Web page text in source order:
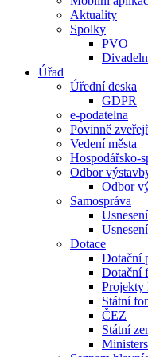
Aktuality
Spolky
PVO
Úřad
Úřední deska
GDPR
e-podatelna
Povinně
Vedení města
Hospodářsko-
Odbor
Odbor
Samospráva
Dotace
Dotační
Dotační
Projekty
Státní
ČEZ
Státní